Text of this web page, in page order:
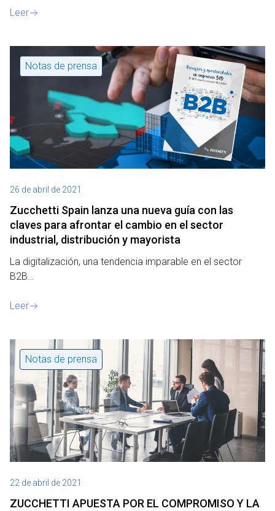
Leer
Notas de prensa
26 de abril de 2021
Zucchetti Spain lanza una nueva guía con las
claves para afrontar el cambio en el sector
industrial, distribución y mayorista
La digitalización, una tendencia imparable en el sector
B2B…
Leer
Notas de prensa
22 de abril de 2021
ZUCCHETTI APUESTA POR EL COMPROMISO Y LA